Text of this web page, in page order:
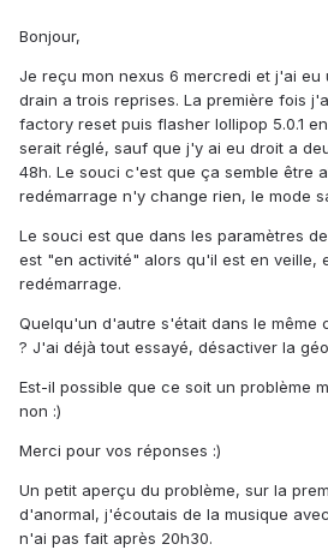
Bonjour,
Je reçu mon nexus 6 mercredi et j'ai eu
drain a trois reprises. La première fois
factory reset puis flasher lollipop 5.0.1
serait réglé, sauf que j'y ai eu droit a
48h. Le souci c'est que ça semble être
redémarrage n'y change rien, le mode
Le souci est que dans les paramètres
est "en activité" alors qu'il est en veille,
redémarrage.
Quelqu'un d'autre s'était dans le même
? J'ai déjà tout essayé, désactiver la
Est-il possible que ce soit un problème
non :)
Merci pour vos réponses :)
Un petit aperçu du problème, sur la
d'anormal, j'écoutais de la musique
n'ai pas fait après 20h30.